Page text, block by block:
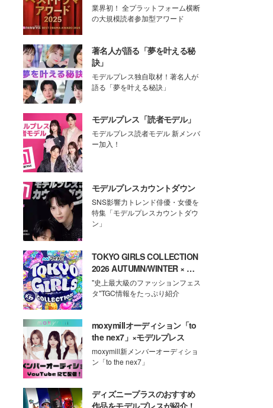
業界初！ 全プラットフォーム横断
の大規模読者参加型アワード
著名人が語る「夢を叶える秘
訣」
モデルプレス独自取材！著名人が
語る「夢を叶える秘訣」
モデルプレス「読者モデル」
モデルプレス読者モデル 新メンバ
ー加入！
モデルプレスカウントダウン
SNS影響力トレンド俳優・女優を
特集「モデルプレスカウントダウ
ン」
TOKYO GIRLS COLLECTION
2026 AUTUMN/WINTER × モ
デルプレス
"史上最大級のファッションフェス
タ"TGC情報をたっぷり紹介
moxymillオーディション「to
the nex7」×モデルプレス
moxymill新メンバーオーディショ
ン「to the nex7」
ディズニープラスのおすすめ
作品をモデルプレスが紹介！